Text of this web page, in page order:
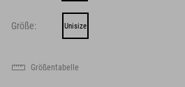
Größe: Unisize
Größentabelle